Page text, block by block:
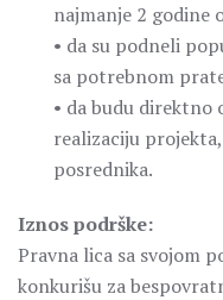
najmanje 2 godine
• da su podneli
sa potrebnom
• da budu
realizaciju
posrednika.
Iznos podrške:
Pravna lica sa svojom
konkurišu za